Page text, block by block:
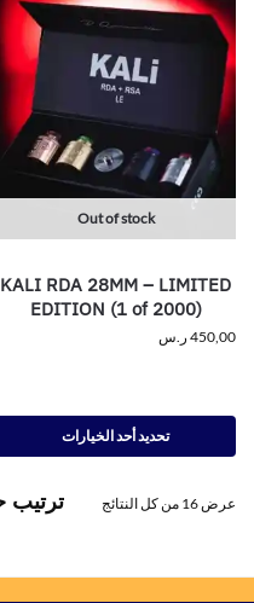
Out of stock
KALI RDA 28MM – LIMITED
EDITION (1 of 2000)
450,00 ر.س
تحديد أحد الخيارات
عرض ⁦16⁩ من كل النتائج